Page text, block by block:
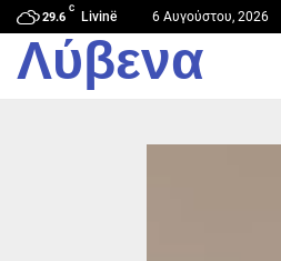
29.6
C
Livinë 6 Αυγούστου, 2026
Λύβενα